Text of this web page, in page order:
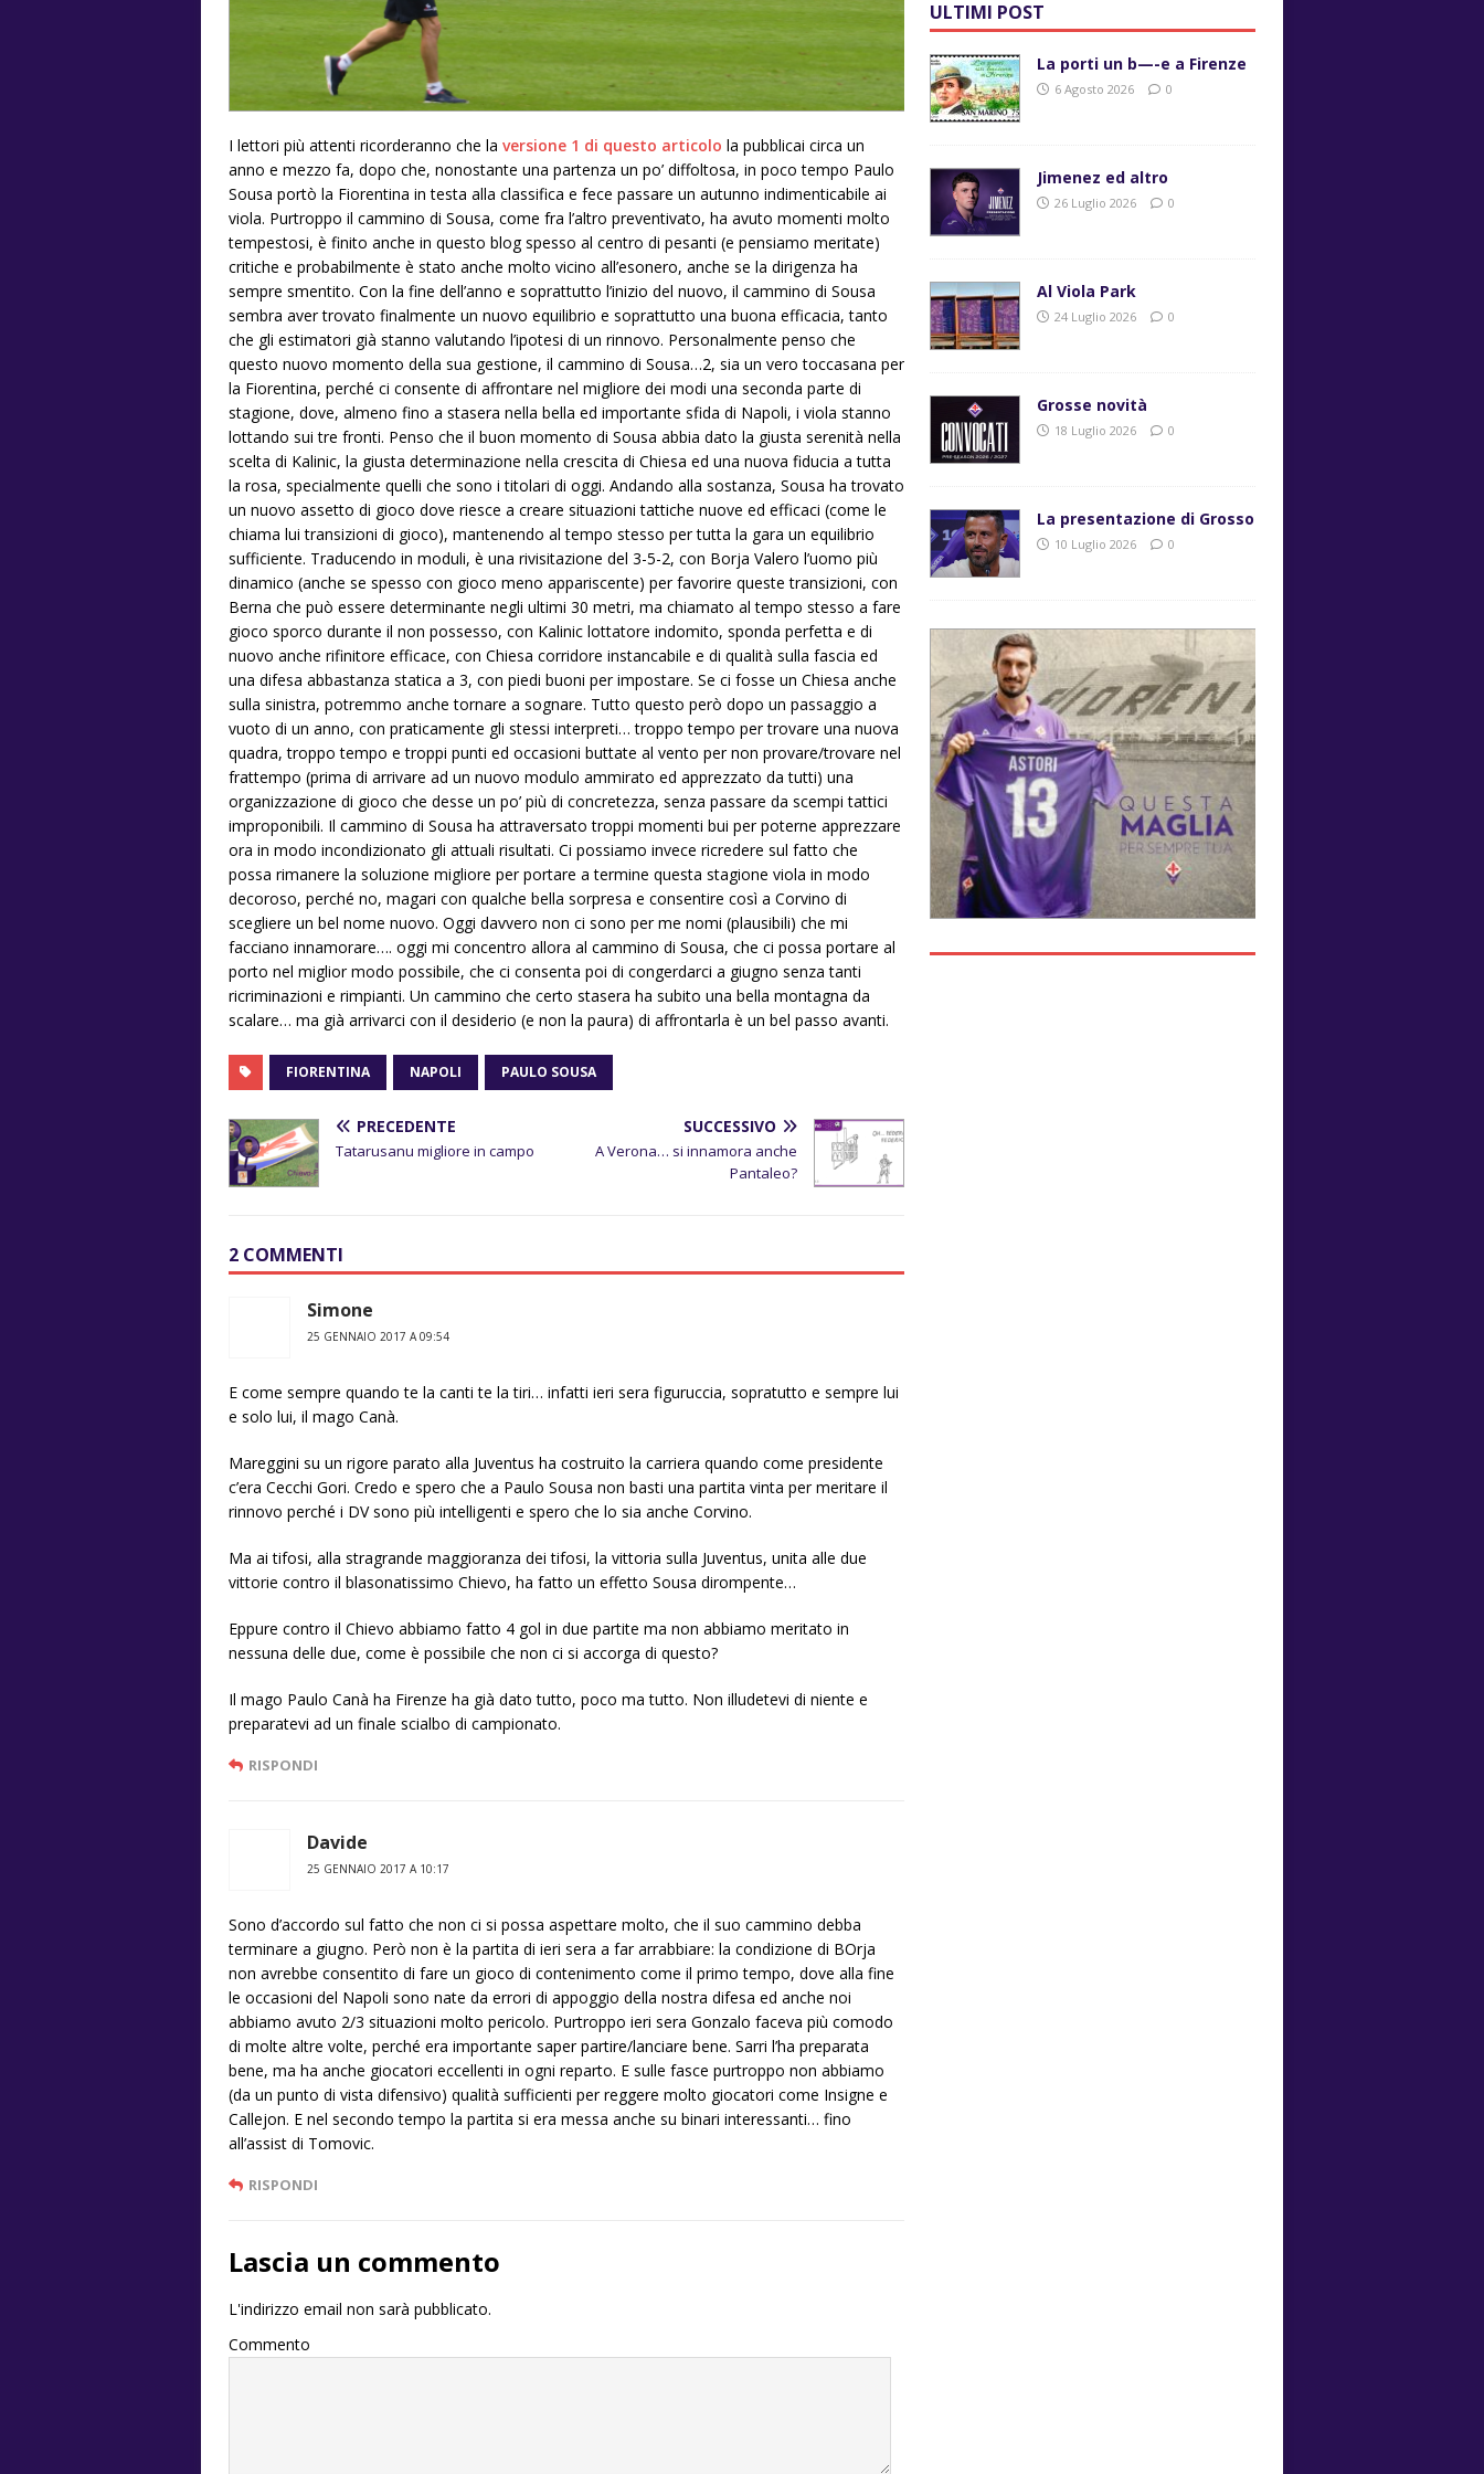
I lettori più attenti ricorderanno che la versione 1 di questo articolo la pubblicai circa un
anno e mezzo fa, dopo che, nonostante una partenza un po’ diffoltosa, in poco tempo Paulo
Sousa portò la Fiorentina in testa alla classifica e fece passare un autunno indimenticabile ai
viola. Purtroppo il cammino di Sousa, come fra l’altro preventivato, ha avuto momenti molto
tempestosi, è finito anche in questo blog spesso al centro di pesanti (e pensiamo meritate)
critiche e probabilmente è stato anche molto vicino all’esonero, anche se la dirigenza ha
sempre smentito. Con la fine dell’anno e soprattutto l’inizio del nuovo, il cammino di Sousa
sembra aver trovato finalmente un nuovo equilibrio e soprattutto una buona efficacia, tanto
che gli estimatori già stanno valutando l’ipotesi di un rinnovo. Personalmente penso che
questo nuovo momento della sua gestione, il cammino di Sousa…2, sia un vero toccasana per
la Fiorentina, perché ci consente di affrontare nel migliore dei modi una seconda parte di
stagione, dove, almeno fino a stasera nella bella ed importante sfida di Napoli, i viola stanno
lottando sui tre fronti. Penso che il buon momento di Sousa abbia dato la giusta serenità nella
scelta di Kalinic, la giusta determinazione nella crescita di Chiesa ed una nuova fiducia a tutta
la rosa, specialmente quelli che sono i titolari di oggi. Andando alla sostanza, Sousa ha trovato
un nuovo assetto di gioco dove riesce a creare situazioni tattiche nuove ed efficaci (come le
chiama lui transizioni di gioco), mantenendo al tempo stesso per tutta la gara un equilibrio
sufficiente. Traducendo in moduli, è una rivisitazione del 3-5-2, con Borja Valero l’uomo più
dinamico (anche se spesso con gioco meno appariscente) per favorire queste transizioni, con
Berna che può essere determinante negli ultimi 30 metri, ma chiamato al tempo stesso a fare
gioco sporco durante il non possesso, con Kalinic lottatore indomito, sponda perfetta e di
nuovo anche rifinitore efficace, con Chiesa corridore instancabile e di qualità sulla fascia ed
una difesa abbastanza statica a 3, con piedi buoni per impostare. Se ci fosse un Chiesa anche
sulla sinistra, potremmo anche tornare a sognare. Tutto questo però dopo un passaggio a
vuoto di un anno, con praticamente gli stessi interpreti… troppo tempo per trovare una nuova
quadra, troppo tempo e troppi punti ed occasioni buttate al vento per non provare/trovare nel
frattempo (prima di arrivare ad un nuovo modulo ammirato ed apprezzato da tutti) una
organizzazione di gioco che desse un po’ più di concretezza, senza passare da scempi tattici
improponibili. Il cammino di Sousa ha attraversato troppi momenti bui per poterne apprezzare
ora in modo incondizionato gli attuali risultati. Ci possiamo invece ricredere sul fatto che
possa rimanere la soluzione migliore per portare a termine questa stagione viola in modo
decoroso, perché no, magari con qualche bella sorpresa e consentire così a Corvino di
scegliere un bel nome nuovo. Oggi davvero non ci sono per me nomi (plausibili) che mi
facciano innamorare…. oggi mi concentro allora al cammino di Sousa, che ci possa portare al
porto nel miglior modo possibile, che ci consenta poi di congerdarci a giugno senza tanti
ricriminazioni e rimpianti. Un cammino che certo stasera ha subito una bella montagna da
scalare… ma già arrivarci con il desiderio (e non la paura) di affrontarla è un bel passo avanti.
FIORENTINA NAPOLI PAULO SOUSA
PRECEDENTE
Tatarusanu migliore in campo
SUCCESSIVO
A Verona… si innamora anche
Pantaleo?
2 COMMENTI
Simone
25 GENNAIO 2017 A 09:54
E come sempre quando te la canti te la tiri… infatti ieri sera figuruccia, sopratutto e sempre lui
e solo lui, il mago Canà.
Mareggini su un rigore parato alla Juventus ha costruito la carriera quando come presidente
c’era Cecchi Gori. Credo e spero che a Paulo Sousa non basti una partita vinta per meritare il
rinnovo perché i DV sono più intelligenti e spero che lo sia anche Corvino.
Ma ai tifosi, alla stragrande maggioranza dei tifosi, la vittoria sulla Juventus, unita alle due
vittorie contro il blasonatissimo Chievo, ha fatto un effetto Sousa dirompente…
Eppure contro il Chievo abbiamo fatto 4 gol in due partite ma non abbiamo meritato in
nessuna delle due, come è possibile che non ci si accorga di questo?
Il mago Paulo Canà ha Firenze ha già dato tutto, poco ma tutto. Non illudetevi di niente e
preparatevi ad un finale scialbo di campionato.
RISPONDI
Davide
25 GENNAIO 2017 A 10:17
Sono d’accordo sul fatto che non ci si possa aspettare molto, che il suo cammino debba
terminare a giugno. Però non è la partita di ieri sera a far arrabbiare: la condizione di BOrja
non avrebbe consentito di fare un gioco di contenimento come il primo tempo, dove alla fine
le occasioni del Napoli sono nate da errori di appoggio della nostra difesa ed anche noi
abbiamo avuto 2/3 situazioni molto pericolo. Purtroppo ieri sera Gonzalo faceva più comodo
di molte altre volte, perché era importante saper partire/lanciare bene. Sarri l’ha preparata
bene, ma ha anche giocatori eccellenti in ogni reparto. E sulle fasce purtroppo non abbiamo
(da un punto di vista difensivo) qualità sufficienti per reggere molto giocatori come Insigne e
Callejon. E nel secondo tempo la partita si era messa anche su binari interessanti… fino
all’assist di Tomovic.
RISPONDI
Lascia un commento
L'indirizzo email non sarà pubblicato.
Commento
ULTIMI POST
La porti un b—-e a Firenze
6 Agosto 2026 0
Jimenez ed altro
26 Luglio 2026 0
Al Viola Park
24 Luglio 2026 0
Grosse novità
18 Luglio 2026 0
La presentazione di Grosso
10 Luglio 2026 0